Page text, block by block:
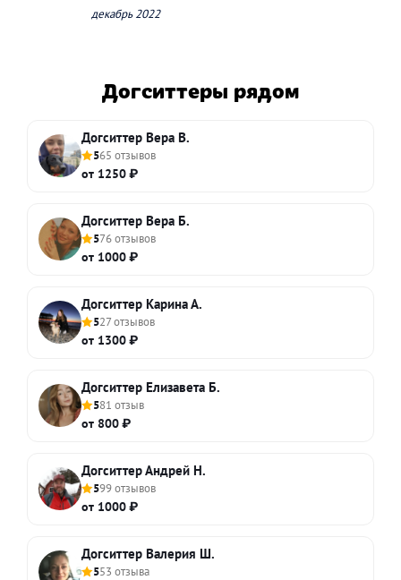
декабрь 2022
Догситтеры рядом
Догситтер Вера В.
565 отзывов
от 1250 ₽
Догситтер Вера Б.
576 отзывов
от 1000 ₽
Догситтер Карина А.
527 отзывов
от 1300 ₽
Догситтер Елизавета Б.
581 отзыв
от 800 ₽
Догситтер Андрей Н.
599 отзывов
от 1000 ₽
Догситтер Валерия Ш.
553 отзыва